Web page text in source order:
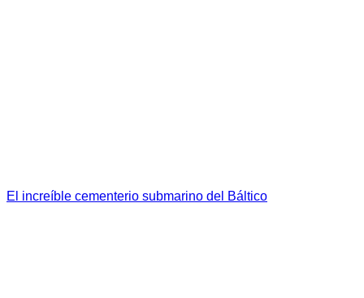
El increíble cementerio submarino del Báltico